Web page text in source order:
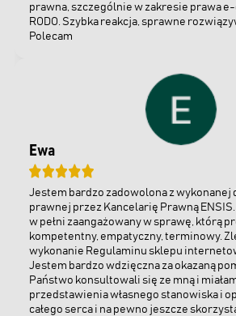
prawna, szczególnie w zakresie prawa
RODO. Szybka reakcja, sprawne
Polecam
Ewa
Jestem bardzo zadowolona z wykonanej
prawnej przez Kancelarię Prawną
w pełni zaangażowany w sprawę, którą
kompetentny, empatyczny, terminowy.
wykonanie Regulaminu sklepu
Jestem bardzo wdzięczna za okazaną
Państwo konsultowali się ze mną i
przedstawienia własnego stanowiska i
całego serca i na pewno jeszcze